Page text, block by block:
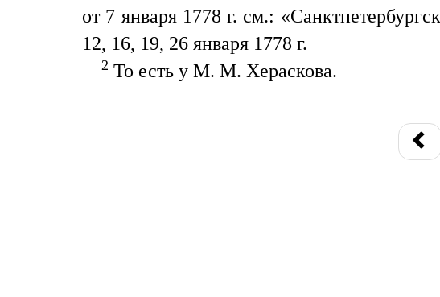
от 7 января 1778 г. см.:
12, 16, 19, 26 января 1778 г.
2 То есть у M. M. Хераскова.